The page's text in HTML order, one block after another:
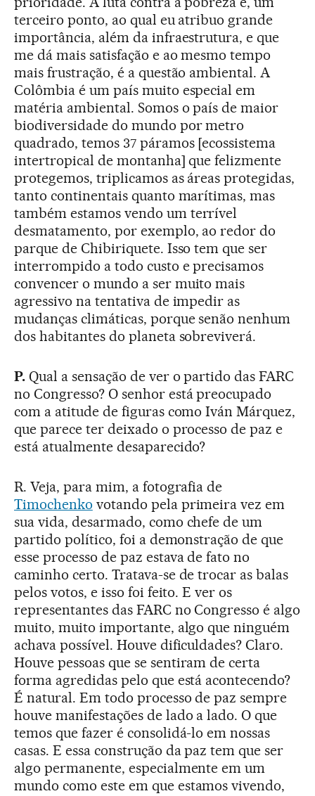
terceiro ponto, ao qual eu atribuo grande
importância, além da infraestrutura, e que
me dá mais satisfação e ao mesmo tempo
mais frustração, é a questão ambiental. A
Colômbia é um país muito especial em
matéria ambiental. Somos o país de maior
biodiversidade do mundo por metro
quadrado, temos 37 páramos [ecossistema
intertropical de montanha] que felizmente
protegemos, triplicamos as áreas protegidas,
tanto continentais quanto marítimas, mas
também estamos vendo um terrível
desmatamento, por exemplo, ao redor do
parque de Chibiriquete. Isso tem que ser
interrompido a todo custo e precisamos
convencer o mundo a ser muito mais
agressivo na tentativa de impedir as
mudanças climáticas, porque senão nenhum
dos habitantes do planeta sobreviverá.
P.Qual a sensação de ver o partido das FARC
no Congresso? O senhor está preocupado
com a atitude de figuras como Iván Márquez,
que parece ter deixado o processo de paz e
está atualmente desaparecido?
R. Veja, para mim, a fotografia de
Timochenko votando pela primeira vez em
sua vida, desarmado, como chefe de um
partido político, foi a demonstração de que
esse processo de paz estava de fato no
caminho certo. Tratava-se de trocar as balas
pelos votos, e isso foi feito. E ver os
representantes das FARC no Congresso é algo
muito, muito importante, algo que ninguém
achava possível. Houve dificuldades? Claro.
Houve pessoas que se sentiram de certa
forma agredidas pelo que está acontecendo?
É natural. Em todo processo de paz sempre
houve manifestações de lado a lado. O que
temos que fazer é consolidá-lo em nossas
casas. E essa construção da paz tem que ser
algo permanente, especialmente em um
mundo como este em que estamos vivendo,